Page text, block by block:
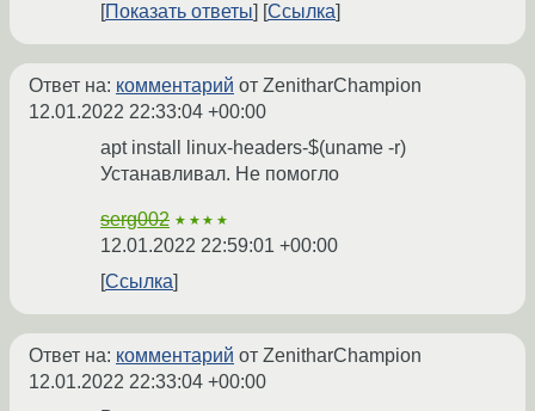
Показать ответы Ссылка
Ответ на: комментарий от ZenitharChampion
12.01.2022 22:33:04 +00:00
apt install linux-headers-$(uname -r)
Устанавливал. Не помогло
serg002 ★★★★
12.01.2022 22:59:01 +00:00
Ссылка
Ответ на: комментарий от ZenitharChampion
12.01.2022 22:33:04 +00:00